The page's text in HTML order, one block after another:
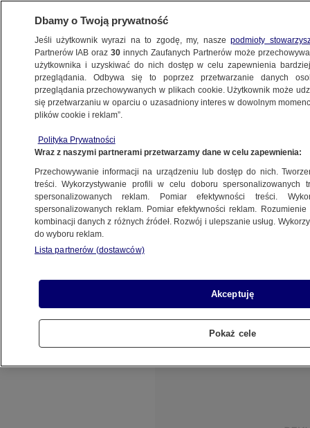
METEO
NAJNOWSZE
razem w kształcie "Y"
30.09.2012, 21:50
Udostępnij
Od dwóch tysięcy lat Chińczycy obserwują
tym roku, podczas tzw. Święta Środka Jesieni,
przypływ przybrał niezwykły kształt litery "Y".
Dbamy o Twoją prywatność
Jeśli użytkownik wyrazi na to zgodę, my, naszepodmioty
Partnerów IAB oraz30 innych Zaufanych Partnerów może
użytkownika i uzyskiwać do nich dostęp w celu zapewnienia
przeglądania. Odbywa się to poprzez przetwarzanie danych
przeglądania przechowywanych w plikach cookie. Użytkownik może
się przetwarzaniu w oparciu o uzasadniony interes w dowolnym
plików cookie i reklam”.
Polityka Prywatności
Wraz z naszymi partnerami przetwarzamy dane w celu zapewnienia:
Przechowywanie informacji na urządzeniu lub dostęp do nich.
treści. Wykorzystywanie profili w celu doboru spersonalizowanych
spersonalizowanych reklam. Pomiar efektywności treści.
spersonalizowanych reklam. Pomiar efektywności reklam.
kombinacji danych z różnych źródeł. Rozwój i ulepszanie usług.
do wyboru reklam.
Lista partnerów (dostawców)
Akceptuję
Pokaż cele